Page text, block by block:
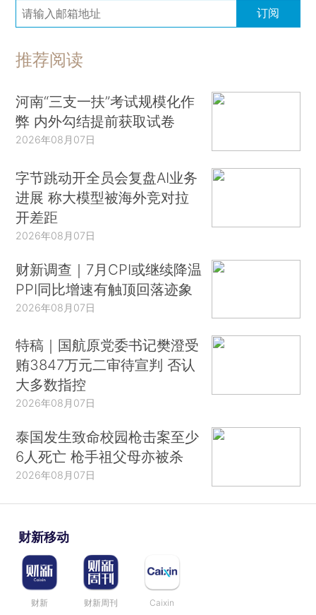
订阅
推荐阅读
河南“三支一扶”考试规模化作
弊 内外勾结提前获取试卷
2026年08月07日
字节跳动开全员会复盘AI业务
进展 称大模型被海外竞对拉
开差距
2026年08月07日
财新调查｜7月CPI或继续降温
PPI同比增速有触顶回落迹象
2026年08月07日
特稿｜国航原党委书记樊澄受
贿3847万元二审待宣判 否认
大多数指控
2026年08月07日
泰国发生致命校园枪击案至少
6人死亡 枪手祖父母亦被杀
2026年08月07日
财新移动
财新 财新周刊 Caixin